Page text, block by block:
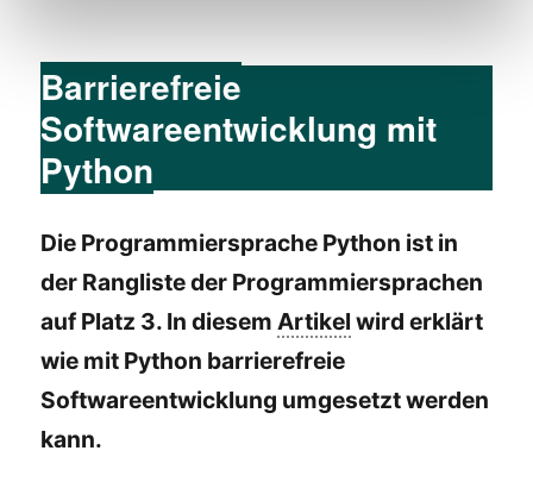
Barrierefreie
Softwareentwicklung mit
Python
Die Programmiersprache Python ist in
der Rangliste der Programmiersprachen
auf Platz 3. In diesemArtikel wird erklärt
wie mit Python barrierefreie
Softwareentwicklung umgesetzt werden
kann.